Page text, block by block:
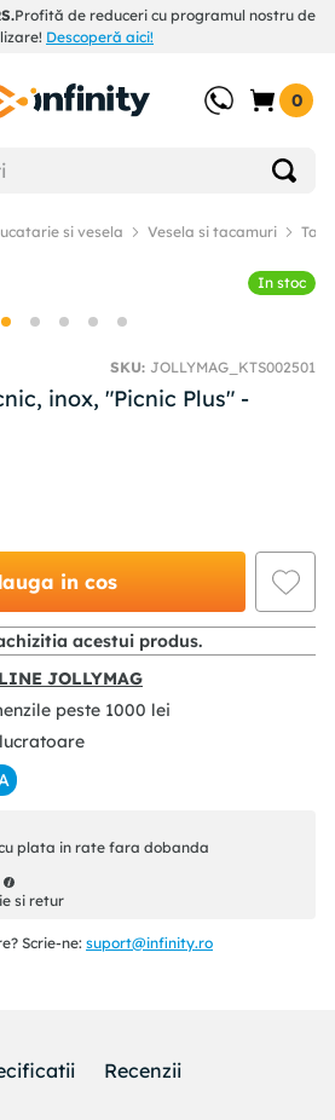
Profită de reduceri cu programul nostru de
Descoperă aici!
0
si vesela Vesela si tacamuri
In stoc
SKU: JOLLYMAG_KTS002501
inox, "Picnic Plus" -
in cos
acestui produs.
JOLLYMAG
peste 1000 lei
plata in rate fara dobanda
si retur
Scrie-ne: suport@infinity.ro
Recenzii